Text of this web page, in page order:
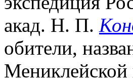
акад. Н. П.
обители,
Мениклейской